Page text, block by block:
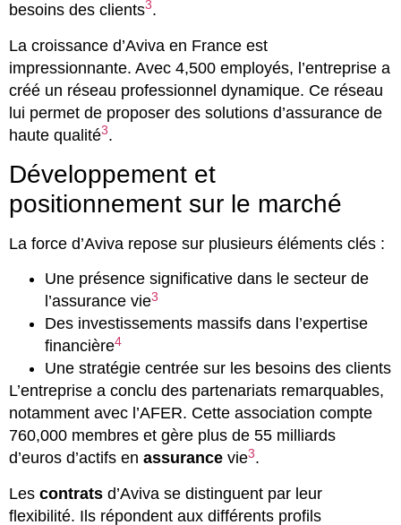
besoins des clients3.
La croissance d’Aviva en France est
impressionnante. Avec 4,500 employés, l’entreprise a
créé un réseau professionnel dynamique. Ce réseau
lui permet de proposer des solutions d’assurance de
haute qualité3.
Développement et
positionnement sur le marché
La force d’Aviva repose sur plusieurs éléments clés :
Une présence significative dans le secteur de
l’assurance vie3
Des investissements massifs dans l’expertise
financière4
Une stratégie centrée sur les besoins des clients
L’entreprise a conclu des partenariats remarquables,
notamment avec l’AFER. Cette association compte
760,000 membres et gère plus de 55 milliards
d’euros d’actifs en assurance vie3.
Les contrats d’Aviva se distinguent par leur
flexibilité. Ils répondent aux différents profils